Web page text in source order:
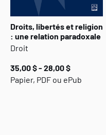
Droits, libertés et religion
: une relation paradoxale
Droit
35,00 $ - 28,00 $
Papier, PDF ou ePub